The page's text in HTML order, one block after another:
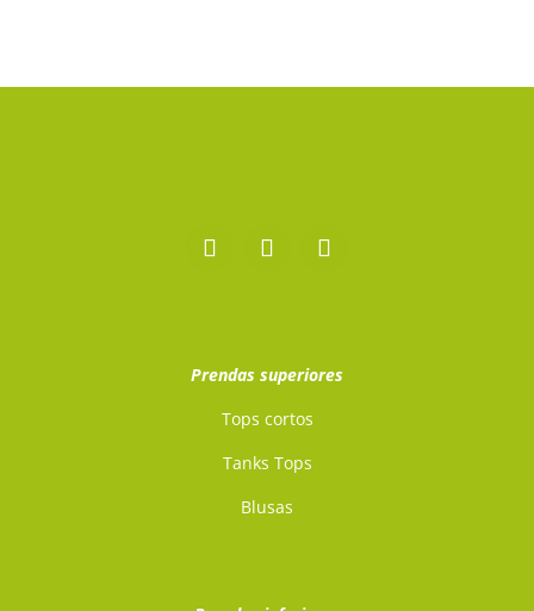
Prendas superiores
Tops cortos
Tanks Tops
Blusas